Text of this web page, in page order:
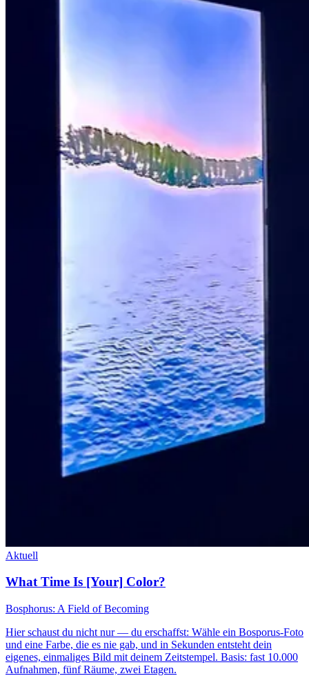
Aktuell
What Time Is [Your] Color?
Bosphorus: A Field of Becoming
Hier schaust du nicht nur — du erschaffst: Wähle ein Bosporus-Foto
und eine Farbe, die es nie gab, und in Sekunden entsteht dein
eigenes, einmaliges Bild mit deinem Zeitstempel. Basis: fast 10.000
Aufnahmen, fünf Räume, zwei Etagen.